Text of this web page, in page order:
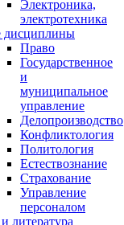
Электроника,
электротехника
дисциплины
Право
Государственное
и
муниципальное
управление
Делопроизводство
Конфликтология
Политология
Естествознание
Страхование
Управление
персоналом
литература